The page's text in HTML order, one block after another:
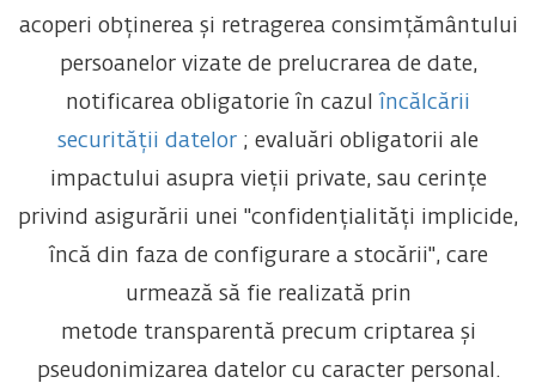
acoperi obținerea și retragerea consimțământului
persoanelor vizate de prelucrarea de date,
notificarea obligatorie în cazul încălcării
securității datelor ; evaluări obligatorii ale
impactului asupra vieții private, sau cerințe
privind asigurării unei "confidențialități implicide,
încă din faza de configurare a stocării", care
urmează să fie realizată prin
metode transparentă precum criptarea și
pseudonimizarea datelor cu caracter personal.